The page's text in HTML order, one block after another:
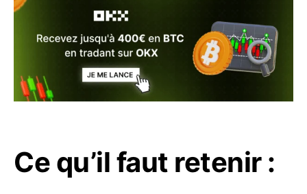
Ce qu’il faut retenir :